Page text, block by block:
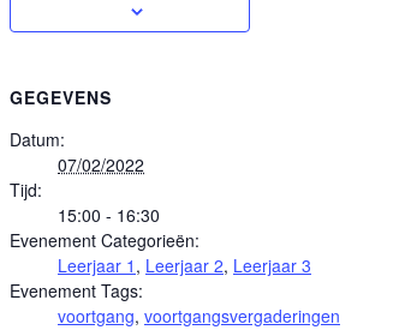
GEGEVENS
Datum:
07/02/2022
Tijd:
15:00 - 16:30
Evenement Categorieën:
Leerjaar 1 , Leerjaar 2, Leerjaar 3
Evenement Tags:
voortgang, voortgangsvergaderingen